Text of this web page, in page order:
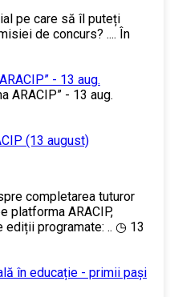
pe care să îl puteți
de concurs? .... În
- 13 aug.
(13 august)
completarea tuturor
platforma ARACIP,
ediții programate: .. ◷ 13
în educație - primii pași